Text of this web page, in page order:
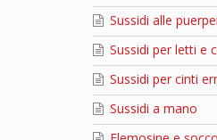
Sussidi alle
Sussidi per letti e
Sussidi per cinti
Sussidi a mano